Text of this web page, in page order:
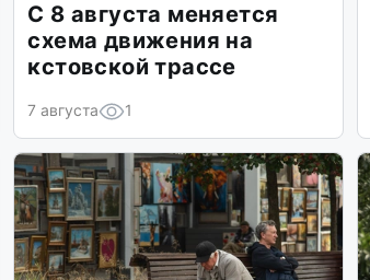
С 8 августа меняется
схема движения на
кстовской трассе
7 августа 1